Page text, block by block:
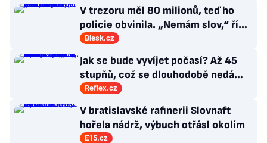
V trezoru měl 80 milionů, teď ho
policie obvinila. „Nemám slov,“ říká
exšéf Správy železnic
Blesk.cz
Jak se bude vyvíjet počasí? Až 45
stupňů, což se dlouhodobě nedá
vydržet, varuje klimatolog Radim
Tolasz
Reflex.cz
V bratislavské rafinerii Slovnaft
hořela nádrž, výbuch otřásl okolím
E15.cz